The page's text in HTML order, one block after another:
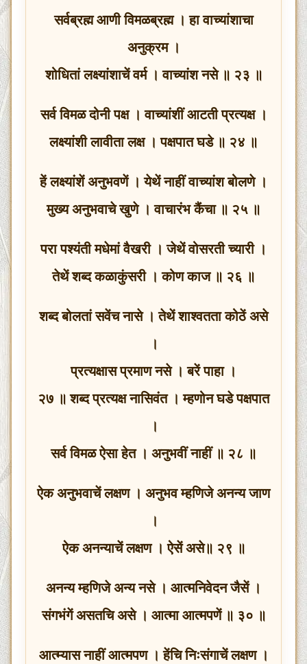
सर्वब्रह्म आणी विमळब्रह्म । हा वाच्यांशाचा
अनुक्रम ।
शोधितां लक्ष्यांशाचें वर्म । वाच्यांश नसे ॥ २३ ॥
सर्व विमळ दोनी पक्ष । वाच्यांशीं आटती प्रत्यक्ष ।
लक्ष्यांशी लावीता लक्ष । पक्षपात घडे ॥ २४ ॥
हें लक्ष्यांशें अनुभवणें । येथें नाहीं वाच्यांश बोलणे ।
मुख्य अनुभवाचे खुणे । वाचारंभ कैंचा ॥ २५ ॥
परा पश्यंती मधेमां वैखरी । जेथें वोसरती च्यारी ।
तेथें शब्द कळाकुंसरी । कोण काज ॥ २६ ॥
शब्द बोलतां सवेंच नासे । तेथें शाश्वतता कोठें असे
।
प्रत्यक्षास प्रमाण नसे । बरें पाहा ।
२७ ॥ शब्द प्रत्यक्ष नासिवंत । म्हणोन घडे पक्षपात
।
सर्व विमळ ऐसा हेत । अनुभवीं नाहीं ॥ २८ ॥
ऐक अनुभवाचें लक्षण । अनुभव म्हणिजे अनन्य जाण
।
ऐक अनन्याचें लक्षण । ऐसें असे॥ २९ ॥
अनन्य म्हणिजे अन्य नसे । आत्मनिवेदन जैसें ।
संगभंगें असतचि असे । आत्मा आत्मपणें ॥ ३० ॥
आत्म्यास नाहीं आत्मपण । हेंचि निःसंगाचें लक्षण ।